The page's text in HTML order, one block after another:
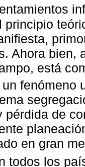
principio
Ahora bien,
está
fenómeno
pérdida de
en gran
todos los